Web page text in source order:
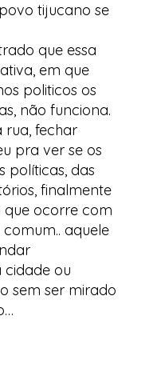
tijucano se
que essa
em que
politicos os
não funciona.
rua, fechar
pra ver se os
políticas, das
finalmente
ocorre com
aquele
cidade ou
sem ser mirado